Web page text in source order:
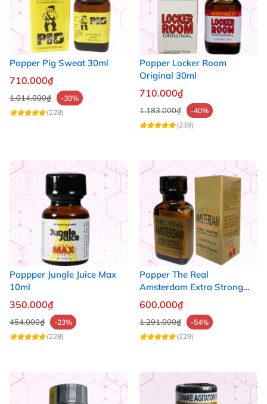
Popper Pig Sweat 30ml
710.000₫
1.014.000₫
-30%
(228)
Popper Locker Room
Original 30ml
710.000₫
1.183.000₫
-40%
(239)
Poppper Jungle Juice Max
10ml
350.000₫
454.000₫
-23%
(228)
Popper The Real
Amsterdam Extra Strong
30ml
600.000₫
1.291.000₫
-54%
(229)